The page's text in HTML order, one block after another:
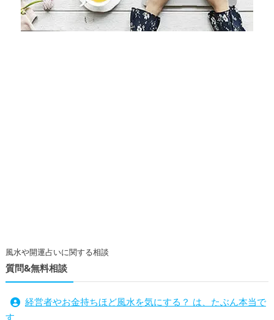
風水や開運占いに関する相談
質問&無料相談
経営者やお金持ちほど風水を気にする？ は、たぶん本当で
す